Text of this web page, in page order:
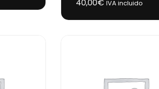
40,00€ IVA incluido